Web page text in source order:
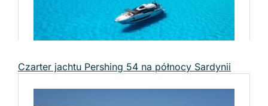
Czarter jachtu Pershing 54 na północy Sardynii